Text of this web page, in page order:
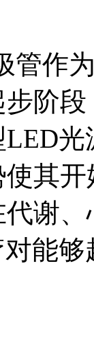
管作
阶
其
谢
能